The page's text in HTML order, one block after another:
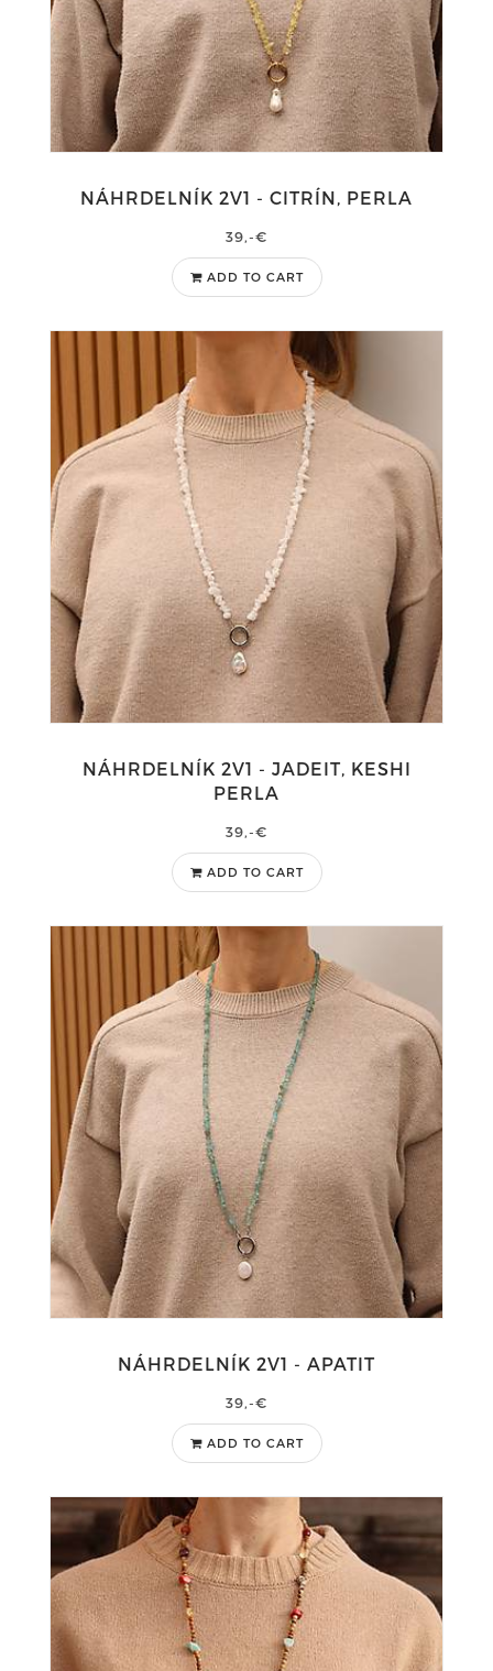
NÁHRDELNÍK 2V1 - CITRÍN, PERLA
39,-€
ADD TO CART
NÁHRDELNÍK 2V1 - JADEIT, KESHI
PERLA
39,-€
ADD TO CART
NÁHRDELNÍK 2V1 - APATIT
39,-€
ADD TO CART